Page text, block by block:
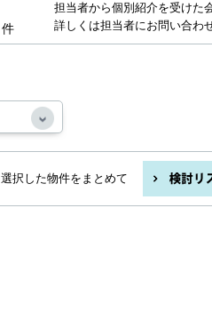
件
担当者から個別紹介を受けた
詳しくは担当者にお問い合わ
選択した物件をまとめて